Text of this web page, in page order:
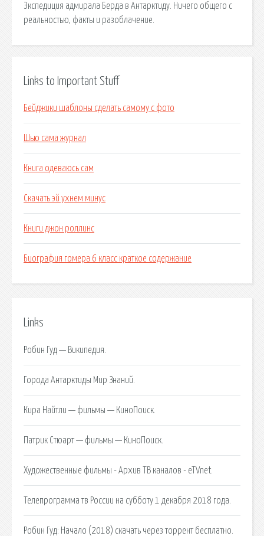
Экспедиция адмирала Берда в Антарктиду. Ничего общего с
реальностью, факты и разоблачение.
Links to Important Stuff
Бейджики шаблоны сделать самому с фото
Шью сама журнал
Книга одеваюсь сам
Скачать эй ухнем минус
Книги джон роллинс
Биография гомера 6 класс краткое содержание
Links
Робин Гуд — Википедия.
Города Антарктиды Мир Знаний.
Кира Найтли — фильмы — КиноПоиск.
Патрик Стюарт — фильмы — КиноПоиск.
Художественные фильмы - Архив ТВ каналов - eTVnet.
Телепрограмма тв России на субботу 1 декабря 2018 года.
Робин Гуд: Начало (2018) скачать через торрент бесплатно.